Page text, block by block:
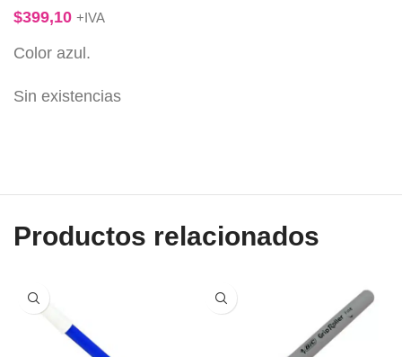
$399,10 +IVA
Color azul.
Sin existencias
Productos relacionados